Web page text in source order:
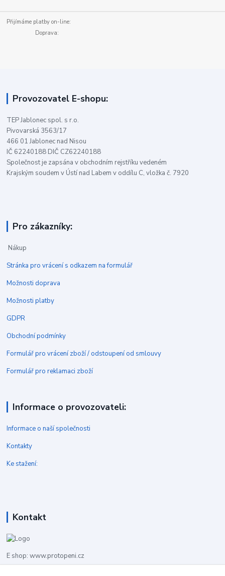
Přijímáme platby on-line:
Doprava:
Provozovatel E-shopu:
TEP Jablonec spol. s r.o.
Pivovarská 3563/17
466 01 Jablonec nad Nisou
IČ 62240188 DIČ CZ62240188
Společnost je zapsána v obchodním rejstříku vedeném
Krajským soudem v Ústí nad Labem v oddílu C, vložka č. 7920
Pro zákazníky:
Nákup
Stránka pro vrácení s odkazem na formulář
Možnosti doprava
Možnosti platby
GDPR
Obchodní podmínky
Formulář pro vrácení zboží / odstoupení od smlouvy
Formulář pro reklamaci zboží
Informace o provozovateli:
Informace o naší společnosti
Kontakty
Ke stažení:
Kontakt
E shop: www.protopeni.cz